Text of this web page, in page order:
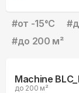
#от -15°С #
#до 200 м²
Machine
до 200 м²